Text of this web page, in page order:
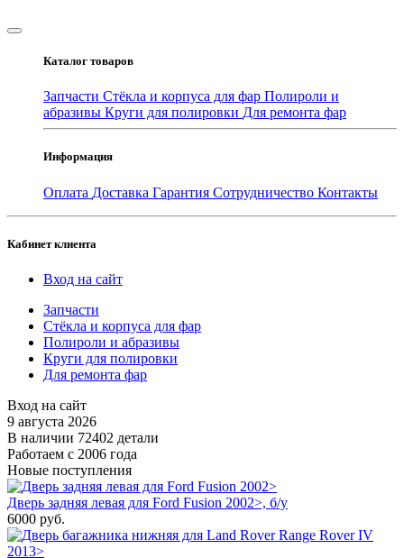
Каталог товаров
Запчасти Стёкла и корпуса для фар Полироли и
абразивы Круги для полировки Для ремонта фар
Информация
Оплата Доставка Гарантия Сотрудничество Контакты
Кабинет клиента
Вход на сайт
Запчасти
Стёкла и корпуса для фар
Полироли и абразивы
Круги для полировки
Для ремонта фар
Вход на сайт
9 августа 2026
В наличии 72402 детали
Работаем с 2006 года
Новые поступления
Дверь задняя левая для Ford Fusion 2002>, б/у
6000 руб.